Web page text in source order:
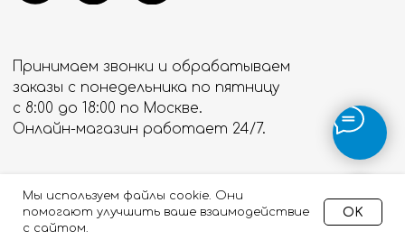
Мы используем файлы cookie. Они
помогают улучшить ваше взаимодействие
с сайтом.
OK